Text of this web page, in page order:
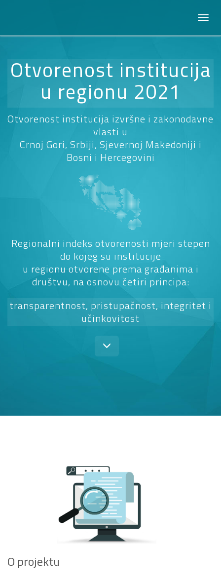
Otvorenost institucija
u regionu 2021
Otvorenost institucija izvršne i zakonodavne
vlasti u
Crnoj Gori, Srbiji, Sjevernoj Makedoniji i
Bosni i Hercegovini
Regionalni indeks otvorenosti mjeri stepen
do kojeg su institucije
u regionu otvorene prema građanima i
društvu, na osnovu četiri principa:
transparentnost, pristupačnost, integritet i
učinkovitost
O projektu